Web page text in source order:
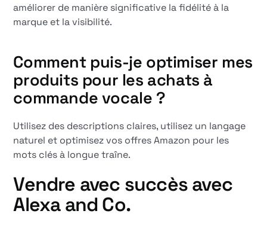
améliorer de manière significative la fidélité à la
marque et la visibilité.
Comment puis-je optimiser mes
produits pour les achats à
commande vocale ?
Utilisez des descriptions claires, utilisez un langage
naturel et optimisez vos offres Amazon pour les
mots clés à longue traîne.
Vendre avec succès avec
Alexa and Co.